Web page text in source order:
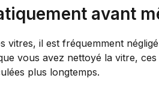
avant
vitres, il est fréquemment
vous avez nettoyé la vitre,
plus longtemps.